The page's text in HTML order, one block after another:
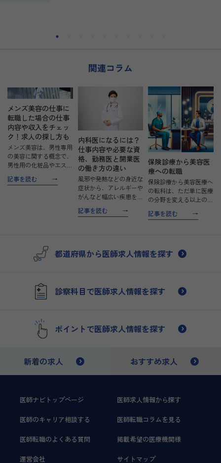
関連コラム
メンズ美容の仕事に
転職した場合の仕事
内容や収入をチェッ
ク！求人の探し方も
メンズ美容は、男性専用
の美容に関する概念で、
男性用の化粧品やエステ
す。男性の美容に対する
記事を読む
内科医になるには？
仕事内容や必要な資
格、勤務医と開業医
の働き方の違い
風邪や発熱などの身近な
症状から、アレルギーや
がんなど幅広い疾患を取
は？ 内科医をめざして
なる方法や仕事内容、内
科の…
記事を読む
保険診療から美容医
療への転職
保険診療から美容医療へ
の転科は、ただ単に医療
の分野を変える以上の意
たなキャリアパスへの一
供します。保険診療にお
記事を読む
都道府県から医師求人情報を探す
診察科目で医師求人情報を探す
ポイントで医師求人情報を探す
新着の求人 おすすめ求人
医師ナビトップページ 医師求人情報から探す
医師のキャリア相談する 医師転職コラムを見る
医師転職のよくある質問 掲載希望の医療機関様
運営会社 サイトマップ